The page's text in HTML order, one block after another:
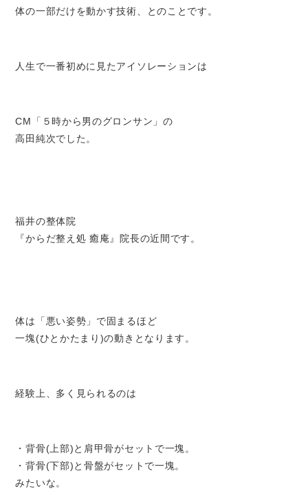
体の一部だけを動かす技術、とのことです。
人生で一番初めに見たアイソレーションは
CM「５時から男のグロンサン」の
高田純次でした。
福井の整体院
『からだ整え処 癒庵』院長の近間です。
体は「悪い姿勢」で固まるほど
一塊(ひとかたまり)の動きとなります。
経験上、多く見られるのは
・背骨(上部)と肩甲骨がセットで一塊。
・背骨(下部)と骨盤がセットで一塊。
みたいな。